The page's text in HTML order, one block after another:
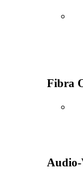
Fibra
Audio-